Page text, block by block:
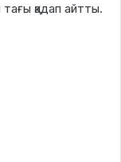
тағы қадап айтты.